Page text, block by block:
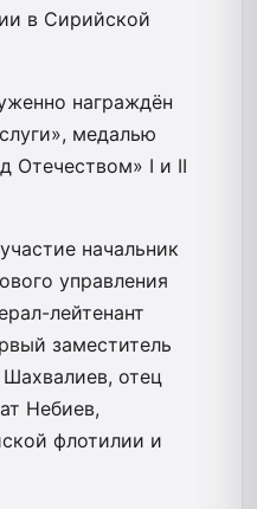
в Сирийской
награждён
медалью
Отечеством» I и II
начальник
управления
лейтенант
заместитель
отец
Небиев,
флотилии и